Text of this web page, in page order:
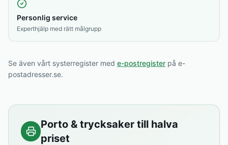
Personlig service
Experthjälp med rätt målgrupp
Se även vårt systerregister med e-postregister på e-
postadresser.se.
Porto & trycksaker till halva
priset